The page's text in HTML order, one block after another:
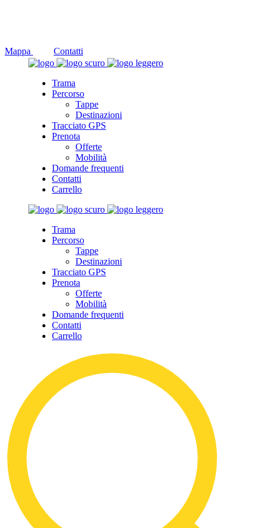
Mappa Contatti
Trama
Percorso
Tappe
Destinazioni
Tracciato GPS
Prenota
Offerte
Mobilità
Domande frequenti
Contatti
Carrello
Trama
Percorso
Tappe
Destinazioni
Tracciato GPS
Prenota
Offerte
Mobilità
Domande frequenti
Contatti
Carrello